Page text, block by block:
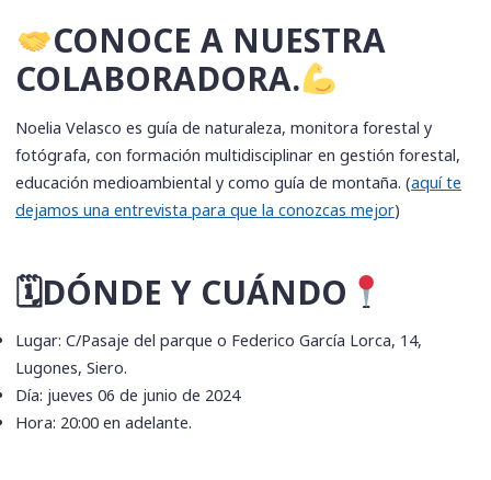
CONOCE A NUESTRA
COLABORADORA.
Noelia Velasco es guía de naturaleza, monitora forestal y
fotógrafa, con formación multidisciplinar en gestión forestal,
educación medioambiental y como guía de montaña. (aquí te
dejamos una entrevista para que la conozcas mejor)
🗓DÓNDE Y CUÁNDO
Lugar: C/Pasaje del parque o Federico García Lorca, 14,
Lugones, Siero.
Día: jueves 06 de junio de 2024
Hora: 20:00 en adelante.